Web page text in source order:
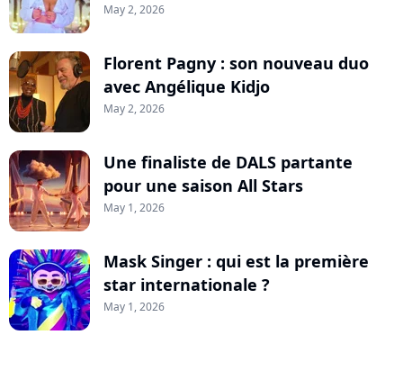
May 2, 2026
Florent Pagny : son nouveau duo
avec Angélique Kidjo
May 2, 2026
Une finaliste de DALS partante
pour une saison All Stars
May 1, 2026
Mask Singer : qui est la première
star internationale ?
May 1, 2026